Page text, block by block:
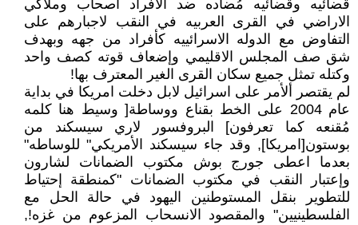
قضائيه وقضائيه مُضاده ضد الافراد اصحاب وملاكي
الاراضي في القرى العربيه في النقب لاجبارهم على
التفاوض مع الدوله الاسرائييه كأفراد من جهه وبهدف
شق صف المجلس الاقليمي وإضعاف قوته كصف واحد
وكتله تمثل جميع سكان القرى الغير المعترف بها!
لم يقتصر ألأمر على اسرائيل لابل دخلت امريكا في بداية
عام 2004 على الخط بقناع ووساطة[ وسيط هنا كلمه
مُقنعه كما تعرفون] البروفسور لاري سيسكند من
بوستون[امريكا], وقد جاء سيسكند الأمريكي" للوساطه"
بعدما اعطى جورج بوش مكتوب الضمانات لشارون
وإعتبار النقب في مكتوب الضمانات "كمنطقة إحتياط
للتطوير بنقل المستوطنين اليهود في حالة الحل مع
الفلسطينيين" والمقصود الانسحاب المزعوم من غزه!,